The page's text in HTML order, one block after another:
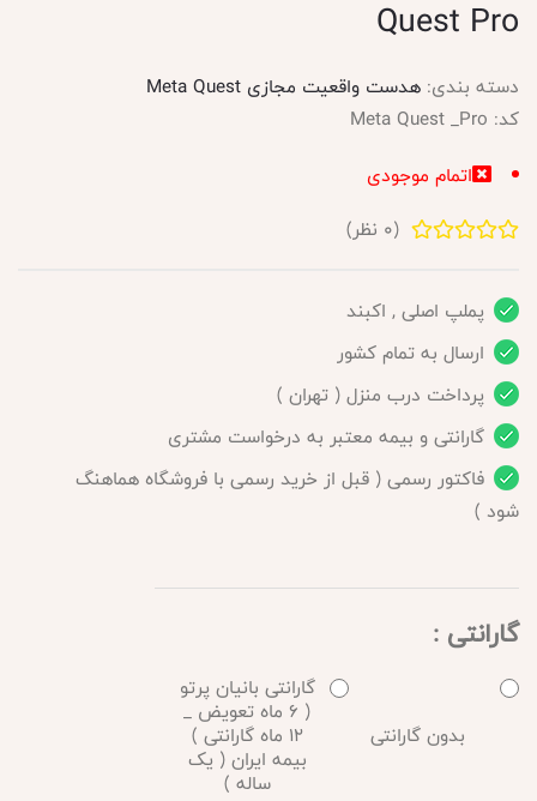
Quest Pro
دسته بندی: هدست واقعیت مجازی Meta Quest
کد: Meta Quest _Pro
اتمام موجودی
(
0 نظر)
پملپ اصلی , اکبند
ارسال به تمام کشور
پرداخت درب منزل ( تهران )
گارانتی و بیمه معتبر به درخواست مشتری
فاکتور رسمی ( قبل از خرید رسمی با فروشگاه هماهنگ
شود )
گارانتی :
بدون گارانتی
گارانتی بانیان پرتو
( 6 ماه تعویض _
12 ماه گارانتی )
بیمه ایران ( یک
ساله )